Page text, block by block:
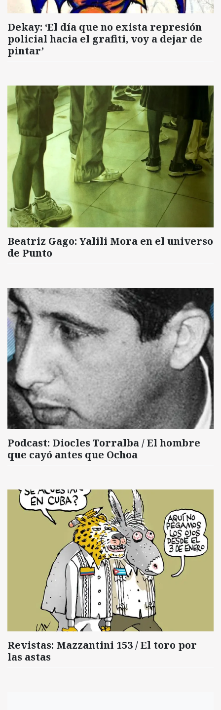
Dekay: ‘El día que no exista represión
policial hacia el grafiti, voy a dejar de
pintar’
Beatriz Gago: Yalili Mora en el universo
de Punto
Podcast: Diocles Torralba / El hombre
que cayó antes que Ochoa
Revistas: Mazzantini 153 / El toro por
las astas